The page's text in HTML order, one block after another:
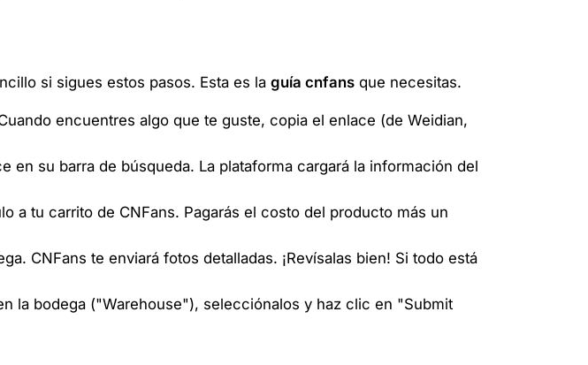
si sigues estos pasos. Esta es la guía cnfans que necesitas.
encuentres algo que te guste, copia el enlace (de Weidian,
en su barra de búsqueda. La plataforma cargará la información del
a tu carrito de CNFans. Pagarás el costo del producto más un
CNFans te enviará fotos detalladas. ¡Revísalas bien! Si todo está
la bodega ("Warehouse"), selecciónalos y haz clic en "Submit